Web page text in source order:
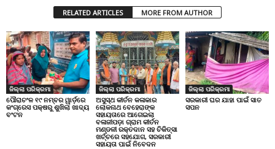
RELATED ARTICLES MORE FROM AUTHOR
ଜିଲ୍ଲା ପରିକ୍ରମା
ପୌରାଚଂଳ ୧୯ ନମ୍ବର ୱାର୍ଡ଼ରେ
କଂଗ୍ରେସ ପକ୍ଷରୁ ଶୁଖିଲା ଖାଦ୍ୟ
ବଂଟନ
ଜିଲ୍ଲା ପରିକ୍ରମା
ଅସୁସ୍ଥ କୀର୍ତନ କଳାକାର
ଲୋକନାଥ ବେହେରାଙ୍କ
ସହାୟତାରେ ଆଗେଇଲା
ବଳାଜୀପଡ଼ା ଗ୍ରାମ କୀର୍ତନ
ମଣ୍ଡଳୀ ରକ୍ତଦାନ ସହ ଚିକିତ୍ସା
ଖର୍ଚ୍ଚରେ ସହଯୋଗ, ସରକାରୀ
ସହାୟତା ପାଇଁ ନିବେଦନ
ଜିଲ୍ଲା ପରିକ୍ରମା
ସରକାରୀ ଘର ଯାହା ପାଇଁ ସାତ
ସପନ